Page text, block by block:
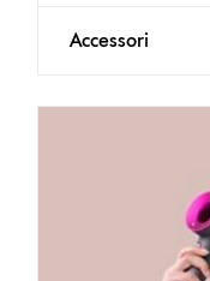
Accessori